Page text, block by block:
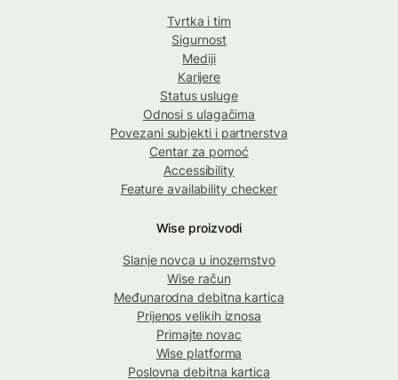
Tvrtka i tim
Sigurnost
Mediji
Karijere
Status usluge
Odnosi s ulagačima
Povezani subjekti i partnerstva
Centar za pomoć
Accessibility
Feature availability checker
Wise proizvodi
Slanje novca u inozemstvo
Wise račun
Međunarodna debitna kartica
Prijenos velikih iznosa
Primajte novac
Wise platforma
Poslovna debitna kartica